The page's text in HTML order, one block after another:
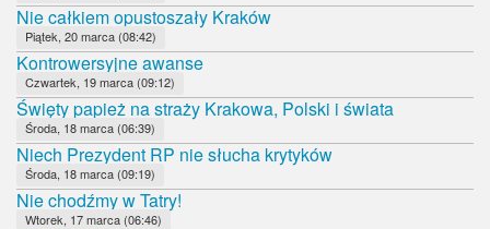
Nie całkiem opustoszały Kraków
Piątek, 20 marca (08:42)
Kontrowersyjne awanse
Czwartek, 19 marca (09:12)
Święty papież na straży Krakowa, Polski i świata
Środa, 18 marca (06:39)
Niech Prezydent RP nie słucha krytyków
Środa, 18 marca (09:19)
Nie chodźmy w Tatry!
Wtorek, 17 marca (06:46)